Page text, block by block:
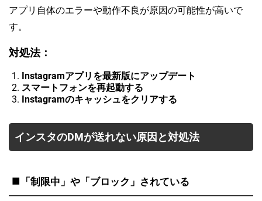
アプリ自体のエラーや動作不良が原因の可能性が高いで
す。
対処法：
Instagramアプリを最新版にアップデート
スマートフォンを再起動する
Instagramのキャッシュをクリアする
インスタのDMが送れない原因と対処法
■ 「制限中」や「ブロック」されている